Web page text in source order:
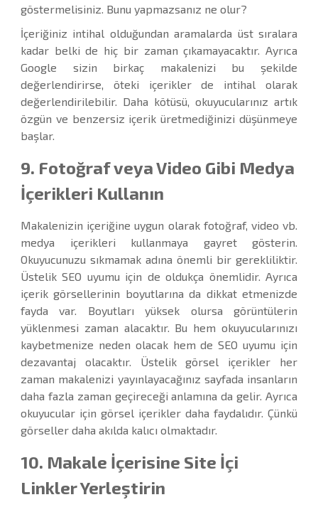
göstermelisiniz. Bunu yapmazsanız ne olur?
İçeriğiniz intihal olduğundan aramalarda üst sıralara
kadar belki de hiç bir zaman çıkamayacaktır. Ayrıca
Google sizin birkaç makalenizi bu şekilde
değerlendirirse, öteki içerikler de intihal olarak
değerlendirilebilir. Daha kötüsü, okuyucularınız artık
özgün ve benzersiz içerik üretmediğinizi düşünmeye
başlar.
9. Fotoğraf veya Video Gibi Medya
İçerikleri Kullanın
Makalenizin içeriğine uygun olarak fotoğraf, video vb.
medya içerikleri kullanmaya gayret gösterin.
Okuyucunuzu sıkmamak adına önemli bir gerekliliktir.
Üstelik SEO uyumu için de oldukça önemlidir. Ayrıca
içerik görsellerinin boyutlarına da dikkat etmenizde
fayda var. Boyutları yüksek olursa görüntülerin
yüklenmesi zaman alacaktır. Bu hem okuyucularınızı
kaybetmenize neden olacak hem de SEO uyumu için
dezavantaj olacaktır. Üstelik görsel içerikler her
zaman makalenizi yayınlayacağınız sayfada insanların
daha fazla zaman geçireceği anlamına da gelir. Ayrıca
okuyucular için görsel içerikler daha faydalıdır. Çünkü
görseller daha akılda kalıcı olmaktadır.
10. Makale İçerisine Site İçi
Linkler Yerleştirin